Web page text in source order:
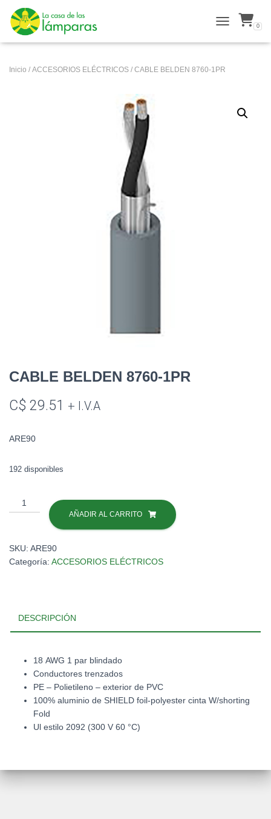
ALTERNAR
0
Inicio / ACCESORIOS ELÉCTRICOS / CABLE BELDEN 8760-1PR
CABLE BELDEN 8760-1PR
C$ 29.51 + I.V.A
ARE90
192 disponibles
CABLE
BELDEN
cantidad
AÑADIR AL CARRITO
SKU: ARE90
Categoría: ACCESORIOS ELÉCTRICOS
DESCRIPCIÓN
18 AWG 1 par blindado
Conductores trenzados
PE – Polietileno – exterior de PVC
100% aluminio de SHIELD foil-polyester cinta W/shorting
Fold
Ul estilo 2092 (300 V 60 °C)